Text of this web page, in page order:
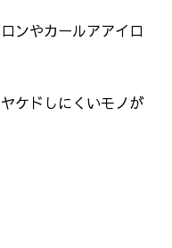
ンやカールアアイロ
ケドしにくいモノが